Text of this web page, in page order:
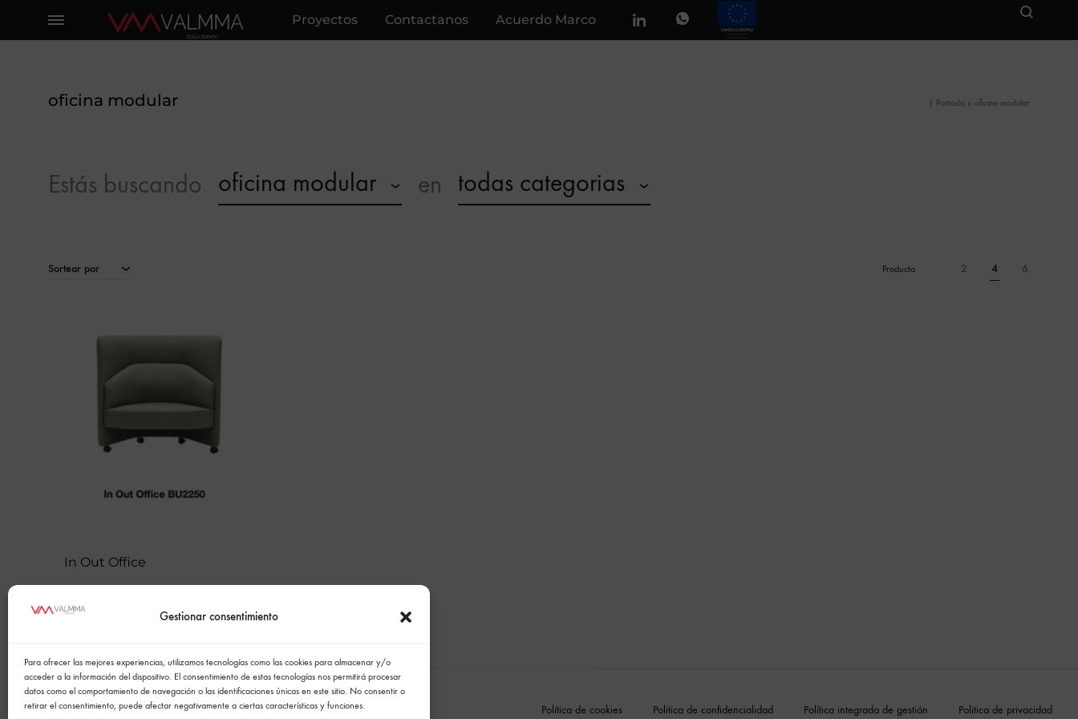
Gestionar consentimiento
Para ofrecer las mejores experiencias, utilizamos tecnologías como las cookies para almacenar y/o
acceder a la información del dispositivo. El consentimiento de estas tecnologías nos permitirá procesar
datos como el comportamiento de navegación o las identificaciones únicas en este sitio. No consentir o
retirar el consentimiento, puede afectar negativamente a ciertas características y funciones.
y
mano
con
alta
calidad.
Proyectos Contactanos Acuerdo Marco
oficina modular | Portada » oficina modular
Estás buscando oficina modular en todas categorias
Sortear por 2 4 6
Producto
In Out Office
Política de cookies Politica de confidencialidad Política integrada de gestión Politica de privacidad